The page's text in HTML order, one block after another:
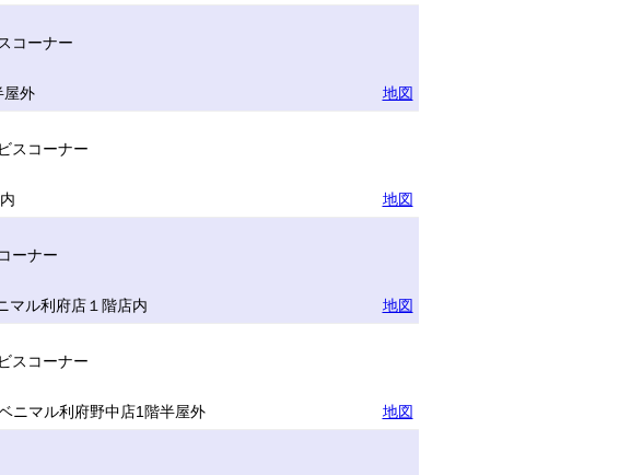
コーナー
外
地図
スコーナー
地図
ーナー
ル利府店１階店内
地図
スコーナー
ニマル利府野中店1階半屋外
地図